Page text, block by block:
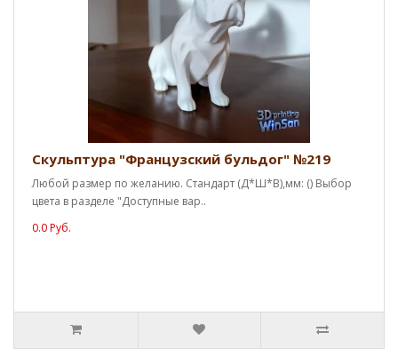
Скульптура "Французский бульдог" №219
Любой размер по желанию. Стандарт (Д*Ш*В),мм: () Выбор
цвета в разделе "Доступные вар..
0.0 Руб.